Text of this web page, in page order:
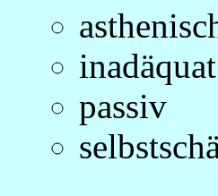
inadäquat
passiv